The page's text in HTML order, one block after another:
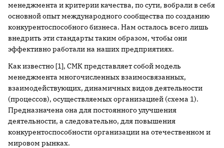
менеджмента и критерии качества, по сути, вобрали в себя
основной опыт международного сообщества по созданию
конкурентоспособного бизнеса. Нам осталось всего лишь
внедрить эти стандарты таким образом, чтобы они
эффективно работали на наших предприятиях.
Как известно [1], СМК представляет собой модель
менеджмента многочисленных взаимосвязанных,
взаимодействующих, динамичных видов деятельности
(процессов), осуществляемых организацией (схема 1).
Предназначена она для постоянного улучшения
деятельности, а следовательно, для повышения
конкурентоспособности организации на отечественном и
мировом рынках.